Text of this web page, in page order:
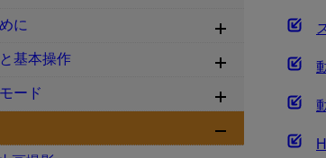
に
基本操作
ード